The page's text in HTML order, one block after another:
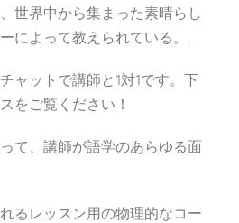
世界中から集まった素晴らし
によって教えられている。.
ャットで講師と1対1です。下
をご覧ください！
て、講師が語学のあらゆる面
るレッスン用の物理的なコー